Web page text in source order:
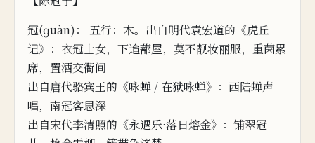
冠(ɡuàn)： 五行：木。 出自明代袁宏道的《虎丘
记》：衣冠士女， 下迨蔀屋，莫不靓妆丽服，重茵累
席， 置酒交衢间
出自唐代骆宾王的《咏蝉 / 在狱咏蝉》：西陆蝉声
唱，南冠客思深
出自宋代李清照的《永遇乐·落日熔金》：铺翠冠